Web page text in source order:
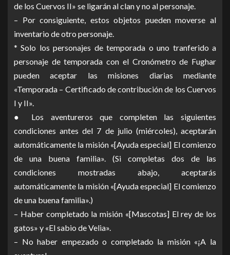
de los Cuervos II» se ligarán al clan y no al personaje.
– Por consiguiente, estos objetos pueden moverse al
inventario de otro personaje.
* Solo los personajes de temporada o uno tranferido a
personaje de temporada con el Cronómetro de Fughar
pueden aceptar las misiones diarias mediante
«Temporada – Certificado de contribución de los Cuervos
I y II».
● Los aventureros que completen las siguientes
condiciones antes del 7 de julio (miércoles), aceptarán
automáticamente la misión «[Ayuda especial] El comienzo
de una buena familia». (Si completas dos de las
condiciones mostradas abajo, aceptarás
automáticamente la misión «[Ayuda especial] El comienzo
de una buena familia».)
– Haber completado la misión «[Mascotas] El rey de los
gatos» y «El sabio de Velia».
– No haber empezado o completado la misión «¡A la